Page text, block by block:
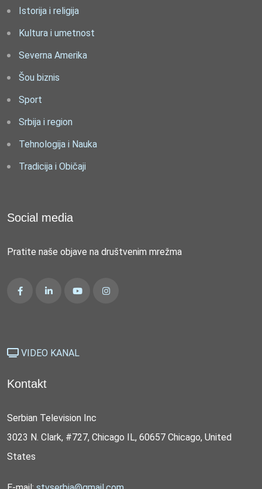
Istorija i religija
Kultura i umetnost
Severna Amerika
Šou biznis
Sport
Srbija i region
Tehnologija i Nauka
Tradicija i Običaji
Social media
Pratite naše objave na društvenim mrežma
VIDEO KANAL
Kontakt
Serbian Television Inc
3023 N. Clark, #727, Chicago IL, 60657 Chicago, United
States